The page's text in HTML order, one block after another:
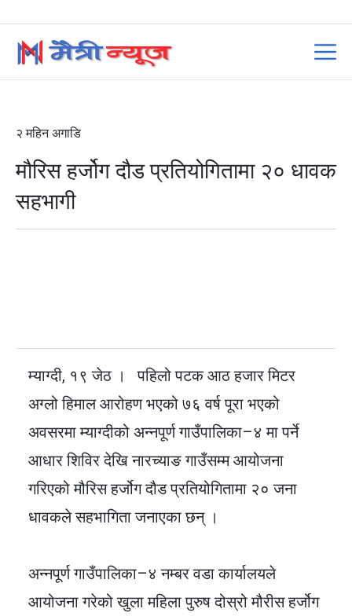
२ महिन अगाडि
मौरिस हर्जोग दौड प्रतियोगितामा २० धावक
सहभागी
म्याग्दी, १९ जेठ । पहिलो पटक आठ हजार मिटर
अग्लो हिमाल आरोहण भएको ७६ वर्ष पूरा भएको
अवसरमा म्याग्दीको अन्नपूर्ण गाउँपालिका–४ मा पर्ने
आधार शिविर देखि नारच्याङ गाउँसम्म आयोजना
गरिएको मौरिस हर्जोग दौड प्रतियोगितामा २० जना
धावकले सहभागिता जनाएका छन् ।
अन्नपूर्ण गाउँपालिका–४ नम्बर वडा कार्यालयले
आयोजना गरेको खुला महिला पुरुष दोस्रो मौरीस हर्जोग